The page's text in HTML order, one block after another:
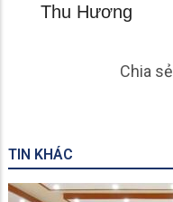
Thu Hương
Chia sẻ
TIN KHÁC